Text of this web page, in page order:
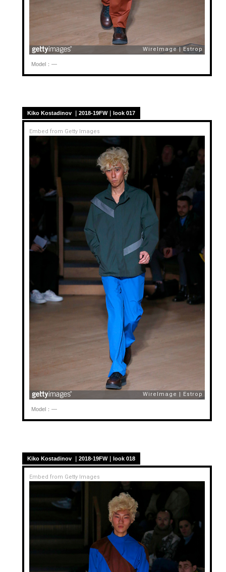
Model：—
Kiko Kostadinov ｜2018-19FW｜look 017
Embed from Getty Images
Model：—
Kiko Kostadinov ｜2018-19FW｜look 018
Embed from Getty Images